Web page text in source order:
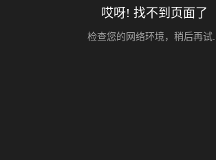
哎呀! 找不到页面了
检查您的网络环境，稍后再试...